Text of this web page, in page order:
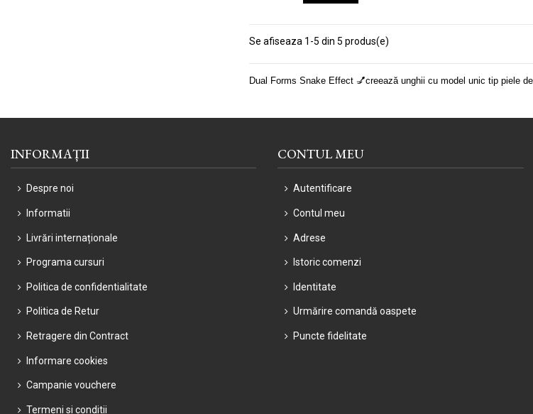
Se afiseaza 1-5 din 5 produs(e)
Dual Forms Snake Effect 💅creează unghii cu model unic tip piele
INFORMAȚII
Despre noi
Informatii
Livrări internaționale
Programa cursuri
Politica de confidentialitate
Politica de Retur
Retragere din Contract
Informare cookies
Campanie vouchere
Termeni si conditii
CONTUL MEU
Autentificare
Contul meu
Adrese
Istoric comenzi
Identitate
Urmărire comandă oaspete
Puncte fidelitate